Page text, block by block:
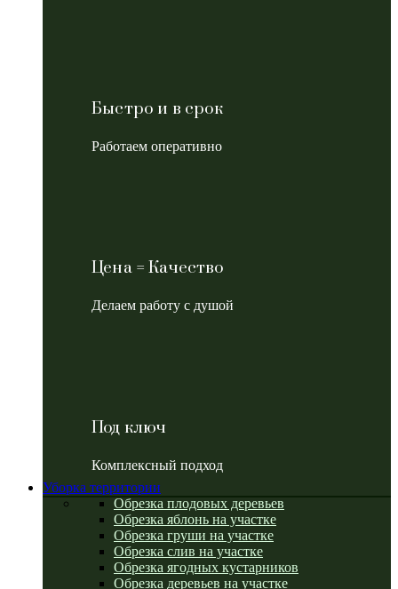
Быстро и в срок
Работаем оперативно
Цена = Качество
Делаем работу с душой
Под ключ
Комплексный подход
Уборка территории
Обрезка плодовых деревьев
Обрезка яблонь на участке
Обрезка груши на участке
Обрезка слив на участке
Обрезка ягодных кустарников
Обрезка деревьев на участке